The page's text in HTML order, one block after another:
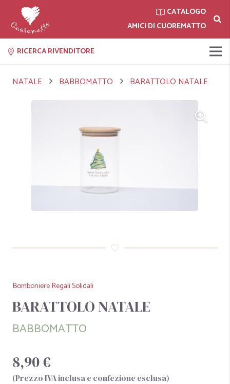
CATALOGO
AMICI DI CUOREMATTO
RICERCA RIVENDITORE
NATALE BABBOMATTO BARATTOLO NATALE
Bomboniere Regali Solidali
BARATTOLO NATALE
BABBOMATTO
8,90 €
(Prezzo IVA inclusa e confezione esclusa)